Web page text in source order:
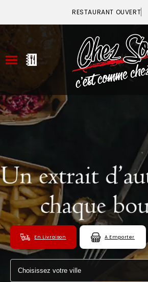
RESTAURANT OUVERT
ACCUEIL
VOTRE COMPTE
NOTRE RESTAURANT
VOS AVIS
MENTIONS LÉGALES
C.G.V
ZONES DE LIVRAISON
En Livraison A Emporter